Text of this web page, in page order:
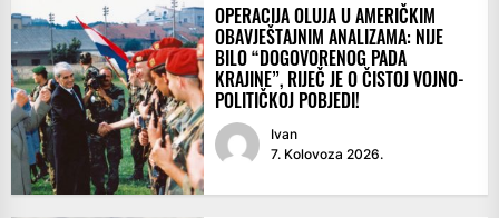
OPERACIJA OLUJA U AMERIČKIM
OBAVJEŠTAJNIM ANALIZAMA: NIJE
BILO “DOGOVORENOG PADA
KRAJINE”, RIJEČ JE O ČISTOJ VOJNO-
POLITIČKOJ POBJEDI!
Ivan
7. Kolovoza 2026.